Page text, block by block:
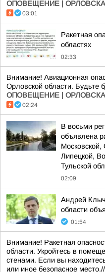
ОПОВЕЩЕНИЕ |
03:01
Ракетная
областях
02:33
Внимание! Авиационная
Орловской области. Будьте
ОПОВЕЩЕНИЕ |
02:24
В восьми
объявлена
Московской,
Липецкой,
Тульской
02:09
Андрей
области
01:54
Внимание! Ракетная
области. Укройтесь в
стенами. Если вы
или иное безопасное место.//